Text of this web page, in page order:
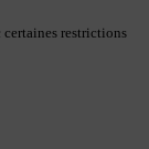
certaines restrictions